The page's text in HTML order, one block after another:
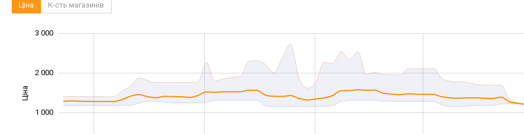
Ціна К-сть магазинів
Ціна
1 000
2 000
3 000